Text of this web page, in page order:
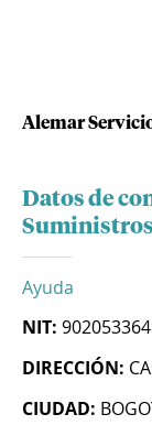
Alemar
Datos de
Suministros
Ayuda
NIT:
DIRECCIÓN:
CIUDAD: